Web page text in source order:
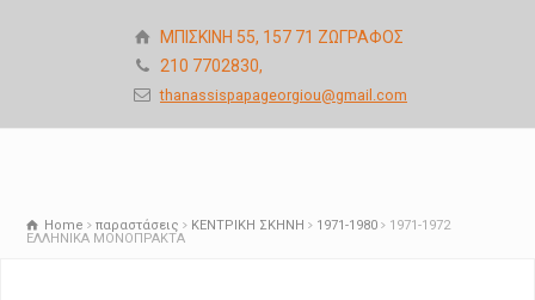
ΜΠΙΣΚΙΝΗ 55, 157 71 ΖΩΓΡΑΦΟΣ
210 7702830,
thanassispapageorgiou@gmail.com
Home παραστάσεις ΚΕΝΤΡΙΚΗ ΣΚΗΝΗ 1971-1980
1971-1972
ΕΛΛΗΝΙΚΑ ΜΟΝΟΠΡΑΚΤΑ